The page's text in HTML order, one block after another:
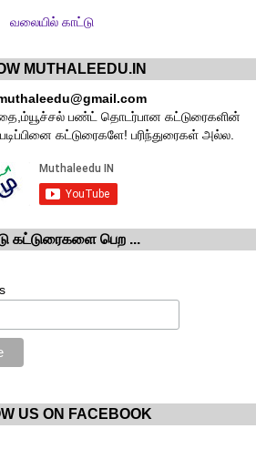
வலையில் காட்டு
MUTHALEEDU.IN
பண்ட் தொடர்பான கட்டுரைகளின்
கட்டுரைகளே! பரிந்துரைகள் அல்ல.
கட்டுரைகளை பெற ...
US ON FACEBOOK